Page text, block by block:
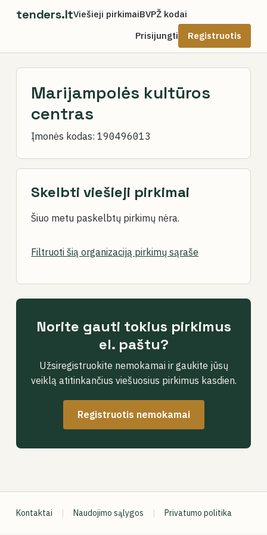
tenders.ltViešieji pirkimaiBVPŽ kodai
Prisijungti
Registruotis
Marijampolės kultūros
centras
Įmonės kodas:190496013
Skelbti viešieji pirkimai
Šiuo metu paskelbtų pirkimų nėra.
Filtruoti šią organizaciją pirkimų sąraše
Norite gauti tokius pirkimus
el. paštu?
Užsiregistruokite nemokamai ir gaukite jūsų
veiklą atitinkančius viešuosius pirkimus kasdien.
Registruotis nemokamai
Kontaktai | Naudojimo sąlygos | Privatumo politika